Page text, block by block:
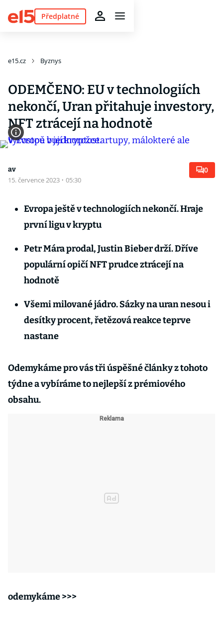
Předplatné
e15.cz Byznys
ODEMČENO: EU v technologiích
nekončí, Uran přitahuje investory,
NFT ztrácejí na hodnotě
av
15. července 2023 · 05:30
0
Evropa ještě v technologiích nekončí. Hraje
první ligu v kryptu
Petr Mára prodal, Justin Bieber drží. Dříve
populární opičí NFT prudce ztrácejí na
hodnotě
Všemi milované jádro. Sázky na uran nesou i
desítky procent, řetězová reakce teprve
nastane
Odemykáme pro vás tři úspěšné články z tohoto
týdne a vybíráme to nejlepší z prémiového
obsahu.
odemykáme >>>